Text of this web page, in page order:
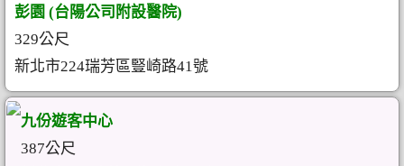
彭園 (台陽公司附設醫院)
329公尺
新北市224瑞芳區豎崎路41號
九份遊客中心
387公尺